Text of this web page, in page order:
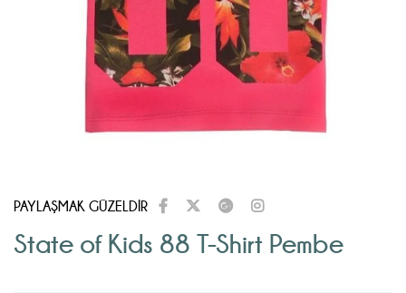
PAYLAŞMAK GÜZELDİR
State of Kids 88 T-Shirt Pembe